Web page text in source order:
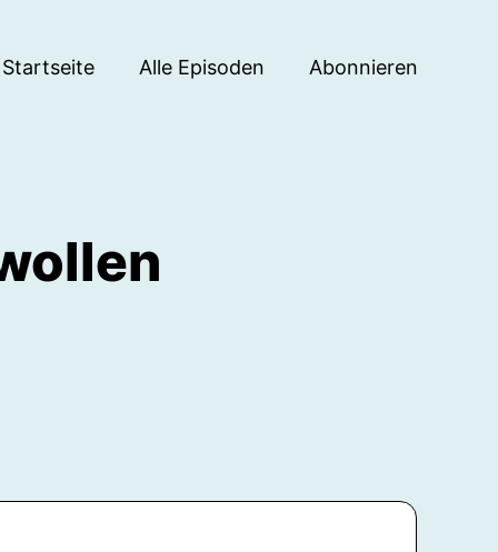
Startseite Alle Episoden Abonnieren